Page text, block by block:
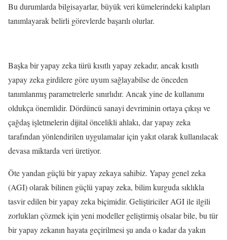
Bu durumlarda bilgisayarlar, büyük veri kümelerindeki kalıpları
tanımlayarak belirli görevlerde başarılı olurlar.
Başka bir yapay zeka türü kısıtlı yapay zekadır, ancak kısıtlı
yapay zeka girdilere göre uyum sağlayabilse de önceden
tanımlanmış parametrelerle sınırlıdır. Ancak yine de kullanımı
oldukça önemlidir. Dördüncü sanayi devriminin ortaya çıkışı ve
çağdaş işletmelerin dijital öncelikli ahlakı, dar yapay zeka
tarafından yönlendirilen uygulamalar için yakıt olarak kullanılacak
devasa miktarda veri üretiyor.
Öte yandan güçlü bir yapay zekaya sahibiz. Yapay genel zeka
(AGI) olarak bilinen güçlü yapay zeka, bilim kurguda sıklıkla
tasvir edilen bir yapay zeka biçimidir. Geliştiriciler AGI ile ilgili
zorlukları çözmek için yeni modeller geliştirmiş olsalar bile, bu tür
bir yapay zekanın hayata geçirilmesi şu anda o kadar da yakın